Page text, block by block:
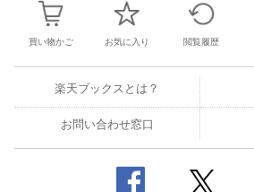
買い物かご お気に入り 閲覧履歴
楽天ブックスとは？
お問い合わせ窓口